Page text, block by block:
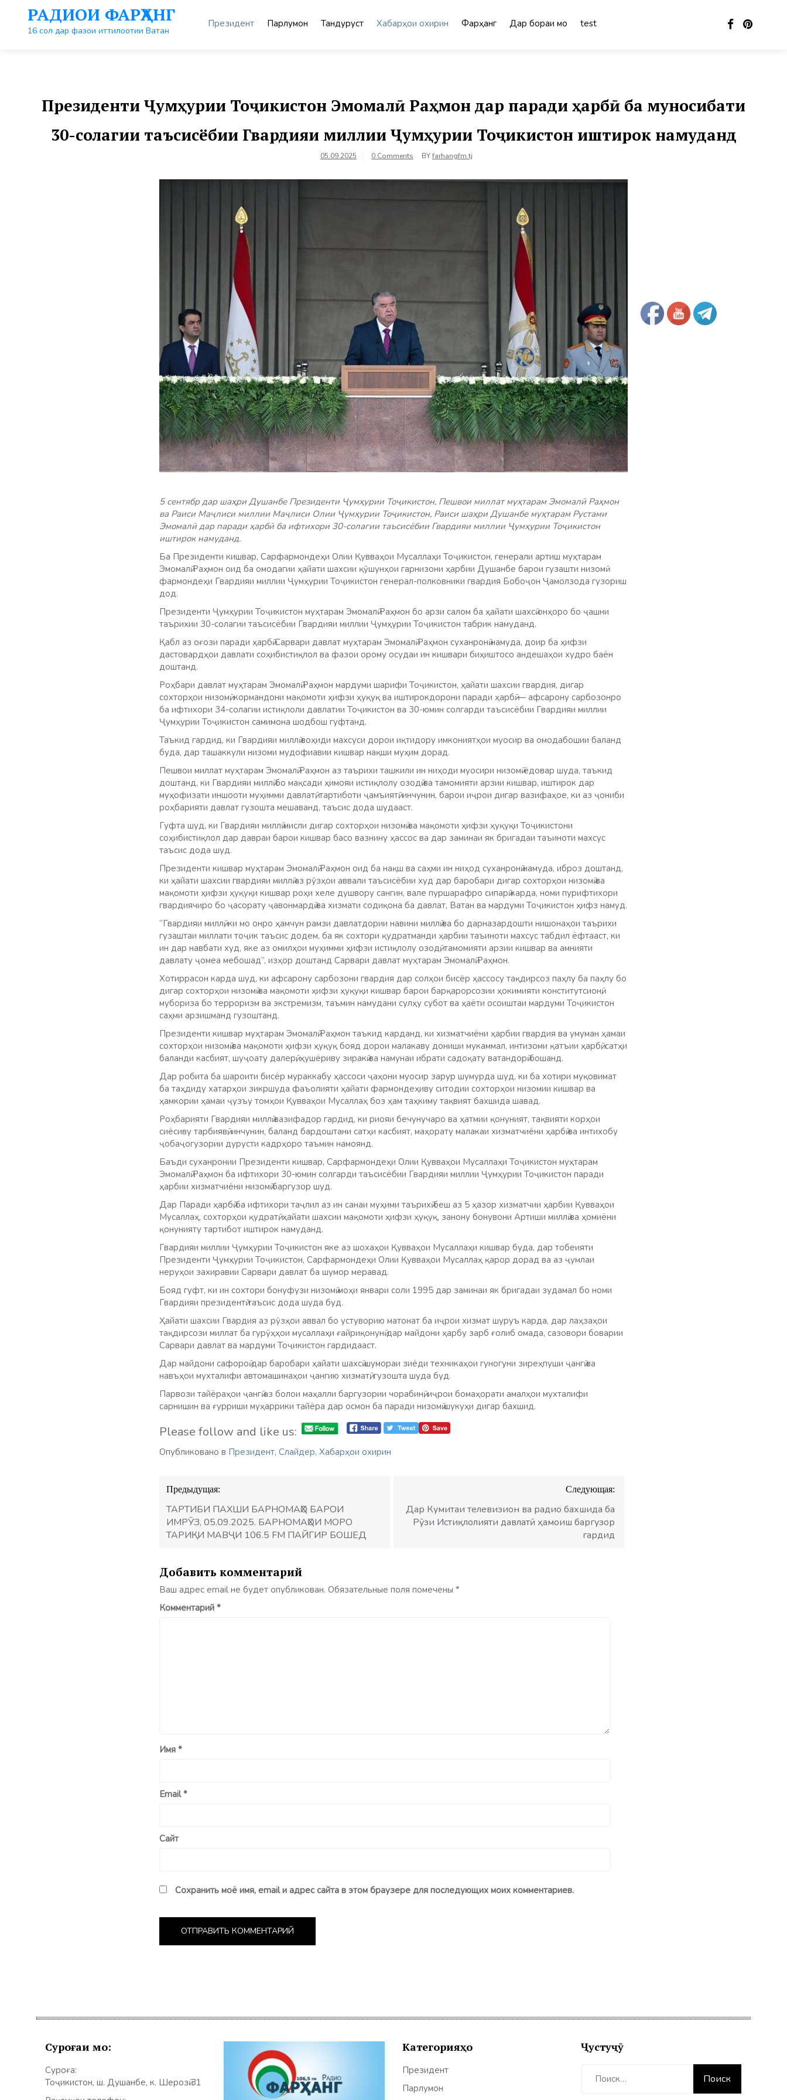
контенту
РАДИОИ ФАРҲАНГ
16 сол дар фазои иттилоотии Ватан
Президент Парлумон Тандурустӣ Хабарҳои охирин Фарҳанг Дар бораи мо test
Президенти Ҷумҳурии Тоҷикистон Эмомалӣ Раҳмон дар паради ҳарбӣ ба муносибати
30-солагии таъсисёбии Гвардияи миллии Ҷумҳурии Тоҷикистон иштирок намуданд
05.09.2025 0 Comments BYfarhangfm.tj
5 сентябр дар шаҳри Душанбе Президенти Ҷумҳурии Тоҷикистон, Пешвои миллат муҳтарам Эмомалӣ Раҳмон
ва Раиси Маҷлиси миллии Маҷлиси Олии Ҷумҳурии Тоҷикистон, Раиси шаҳри Душанбе муҳтарам Рустами
Эмомалӣ дар паради ҳарбӣ ба ифтихори 30-солагии таъсисёбии Гвардияи миллии Ҷумҳурии Тоҷикистон
иштирок намуданд.
Ба Президенти кишвар, Сарфармондеҳи Олии Қувваҳои Мусаллаҳи Тоҷикистон, генерали артиш муҳтарам
Эмомалӣ Раҳмон оид ба омодагии ҳайати шахсии қӯшунҳои гарнизони ҳарбии Душанбе барои гузашти низомӣ
фармондеҳи Гвардияи миллии Ҷумҳурии Тоҷикистон генерал-полковники гвардия Бобоҷон Ҷамолзода гузориш
дод.
Президенти Ҷумҳурии Тоҷикистон муҳтарам Эмомалӣ Раҳмон бо арзи салом ба ҳайати шахсӣ онҳоро бо ҷашни
таърихии 30-солагии таъсисёбии Гвардияи миллии Ҷумҳурии Тоҷикистон табрик намуданд.
Қабл аз оғози паради ҳарбӣ Сарвари давлат муҳтарам Эмомалӣ Раҳмон суханронӣ намуда, доир ба ҳифзи
дастовардҳои давлати соҳибистиқлол ва фазои орому осудаи ин кишвари биҳиштосо андешаҳои худро баён
доштанд.
Роҳбари давлат муҳтарам Эмомалӣ Раҳмон мардуми шарифи Тоҷикистон, ҳайати шахсии гвардия, дигар
сохторҳои низомӣ, кормандони мақомоти ҳифзи ҳуқуқ ва иштирокдорони паради ҳарбӣ — афсарону сарбозонро
ба ифтихори 34-солагии истиқлоли давлатии Тоҷикистон ва 30-юмин солгарди таъсисёбии Гвардияи миллии
Ҷумҳурии Тоҷикистон самимона шодбош гуфтанд.
Таъкид гардид, ки Гвардияи миллӣ воҳиди махсуси дорои иқтидору имкониятҳои муосир ва омодабошии баланд
буда, дар ташаккули низоми мудофиавии кишвар нақши муҳим дорад.
Пешвои миллат муҳтарам Эмомалӣ Раҳмон аз таърихи ташкили ин ниҳоди муосири низомӣ ёдовар шуда, таъкид
доштанд, ки Гвардияи миллӣ бо мақсади ҳимояи истиқлолу озодӣ ва тамомияти арзии кишвар, иштирок дар
муҳофизати иншооти муҳимми давлатӣ, тартиботи ҷамъиятӣ, инчунин, барои иҷрои дигар вазифаҳое, ки аз ҷониби
роҳбарияти давлат гузошта мешаванд, таъсис дода шудааст.
Гуфта шуд, ки Гвардияи миллӣ мисли дигар сохторҳои низомӣ ва мақомоти ҳифзи ҳуқуқи Тоҷикистони
соҳибистиқлол дар давраи барои кишвар басо вазнину ҳассос ва дар заминаи як бригадаи таъиноти махсус
таъсис дода шуд.
Президенти кишвар муҳтарам Эмомалӣ Раҳмон оид ба нақш ва саҳми ин ниҳод суханронӣ намуда, иброз доштанд,
ки ҳайати шахсии гвардияи миллӣ аз рӯзҳои аввали таъсисёбии худ дар баробари дигар сохторҳои низомӣ ва
мақомоти ҳифзи ҳуқуқи кишвар роҳи хеле душвору сангин, вале пуршарафро сипарӣ карда, номи пурифтихори
гвардиячиро бо ҷасорату ҷавонмардӣ ва хизмати содиқона ба давлат, Ватан ва мардуми Тоҷикистон ҳифз намуд.
“Гвардияи миллӣ, ки мо онро ҳамчун рамзи давлатдории навини миллӣ ва бо дарназардошти нишонаҳои таърихи
гузаштаи миллати тоҷик таъсис додем, ба як сохтори қудратманди ҳарбии таъиноти махсус табдил ёфтааст, ки
ин дар навбати худ, яке аз омилҳои муҳимми ҳифзи истиқлолу озодӣ, тамомияти арзии кишвар ва амнияти
давлату ҷомеа мебошад”, изҳор доштанд Сарвари давлат муҳтарам Эмомалӣ Раҳмон.
Хотиррасон карда шуд, ки афсарону сарбозони гвардия дар солҳои бисёр ҳассосу тақдирсоз паҳлу ба паҳлу бо
дигар сохторҳои низомӣ ва мақомоти ҳифзи ҳуқуқи кишвар барои барқарорсозии ҳокимияти конститутсионӣ,
мубориза бо терроризм ва экстремизм, таъмин намудани сулҳу субот ва ҳаёти осоиштаи мардуми Тоҷикистон
саҳми арзишманд гузоштанд.
Президенти кишвар муҳтарам Эмомалӣ Раҳмон таъкид карданд, ки хизматчиёни ҳарбии гвардия ва умуман ҳамаи
сохторҳои низомӣ ва мақомоти ҳифзи ҳуқуқ бояд дорои малакаву дониши мукаммал, интизоми қатъии ҳарбӣ, сатҳи
баланди касбият, шуҷоату далерӣ, ҳушёриву зиракӣ ва намунаи ибрати садоқату ватандорӣ бошанд.
Дар робита ба шароити бисёр мураккабу ҳассоси ҷаҳони муосир зарур шумурда шуд, ки ба хотири муқовимат
ба таҳдиду хатарҳои зикршуда фаъолияти ҳайати фармондеҳиву ситодии сохторҳои низомии кишвар ва
ҳамкории ҳамаи ҷузъу томҳои Қувваҳои Мусаллаҳ боз ҳам таҳкиму тақвият бахшида шавад.
Роҳбарияти Гвардияи миллӣ вазифадор гардид, ки риояи бечунучаро ва ҳатмии қонуният, тақвияти корҳои
сиёсиву тарбиявӣ, инчунин, баланд бардоштани сатҳи касбият, маҳорату малакаи хизматчиёни ҳарбӣ ва интихобу
ҷобаҷогузории дурусти кадрҳоро таъмин намоянд.
Баъди суханронии Президенти кишвар, Сарфармондеҳи Олии Қувваҳои Мусаллаҳи Тоҷикистон муҳтарам
Эмомалӣ Раҳмон ба ифтихори 30-юмин солгарди таъсисёбии Гвардияи миллии Ҷумҳурии Тоҷикистон паради
ҳарбии хизматчиёни низомӣ баргузор шуд.
Дар Паради ҳарбӣ ба ифтихори таҷлил аз ин санаи муҳими таърихӣ беш аз 5 ҳазор хизматчии ҳарбии Қувваҳои
Мусаллаҳ, сохторҳои қудратӣ, ҳайати шахсии мақомоти ҳифзи ҳуқуқ, занону бонувони Артиши миллӣ ва ҳомиёни
қонунияту тартибот иштирок намуданд.
Гвардияи миллии Ҷумҳурии Тоҷикистон яке аз шохаҳои Қувваҳои Мусаллаҳи кишвар буда, дар тобеияти
Президенти Ҷумҳурии Тоҷикистон, Сарфармондеҳи Олии Қувваҳои Мусаллаҳ қарор дорад ва аз ҷумлаи
неруҳои захиравии Сарвари давлат ба шумор меравад.
Бояд гуфт, ки ин сохтори бонуфузи низомӣ моҳи январи соли 1995 дар заминаи як бригадаи зудамал бо номи
Гвардияи президентӣ таъсис дода шуда буд.
Ҳайати шахсии Гвардия аз рӯзҳои аввал бо устуворию матонат ба иҷрои хизмат шуруъ карда, дар лаҳзаҳои
тақдирсози миллат ба гурӯҳҳои мусаллаҳи ғайриқонунӣ дар майдони ҳарбу зарб ғолиб омада, сазовори боварии
Сарвари давлат ва мардуми Тоҷикистон гардидааст.
Дар майдони сафороӣ дар баробари ҳайати шахсӣ шумораи зиёди техникаҳои гуногуни зиреҳпуши ҷангӣ ва
навъҳои мухталифи автомашинаҳои ҷангию хизматӣ, гузошта шуда буд.
Парвози тайёраҳои ҷангӣ аз болои маҳалли баргузории чорабинӣ, иҷрои бомаҳорати амалҳои мухталифи
сарнишин ва ғурриши муҳаррики тайёра дар осмон ба паради низомӣ шукуҳи дигар бахшид.
Please follow and like us:
Опубликовано в Президент, Слайдер, Хабарҳои охирин
Навигация
по
записям
Предыдущая:
ТАРТИБИ ПАХШИ БАРНОМАҲО БАРОИ
ИМРӮЗ, 05.09.2025. БАРНОМАҲОИ МОРО
ТАРИҚИ МАВҶИ 106.5 FM ПАЙГИР БОШЕД
Следующая:
Дар Кумитаи телевизион ва радио бахшида ба
Рӯзи Истиқлолияти давлатӣ ҳамоиш баргузор
гардид
Добавить комментарий
Ваш адрес email не будет опубликован. Обязательные поля помечены *
Комментарий *
Имя *
Email*
Сайт
Сохранить моё имя, email и адрес сайта в этом браузере для последующих моих комментариев.
Суроғаи мо:
Суроға:
Тоҷикистон, ш. Душанбе, к. Шерозӣ 31
Категорияҳо
Президент
Парлумон
Ҷустуҷӯ